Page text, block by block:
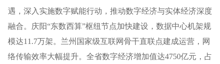
遇，深入实施数字赋能行动，推动数字经济与实体经济深度
融合。庆阳“东数西算”枢纽节点加快建设，数据中心机架规
模达11.7万架。兰州国家级互联网骨干直联点建成运营，网
络传输效率大幅提升。全省数字经济增加值达4750亿元，占